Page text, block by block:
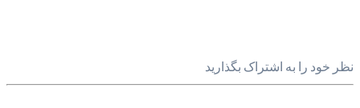
نظر خود را به اشتراک بگذارید